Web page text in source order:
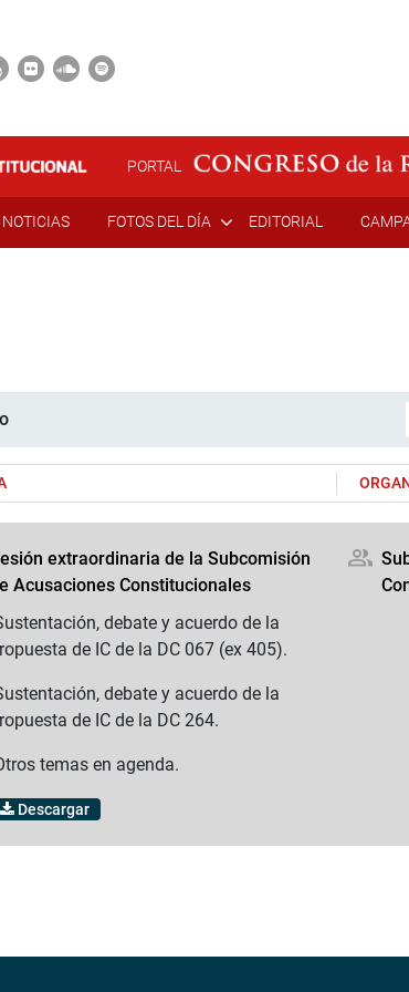
PORTAL
NOTICIAS FOTOS DEL DÍA EDITORIAL
extraordinaria de la Subcomisión
Acusaciones Constitucionales
debate y acuerdo de la
de IC de la DC 067 (ex 405).
debate y acuerdo de la
de IC de la DC 264.
temas en agenda.
Descargar